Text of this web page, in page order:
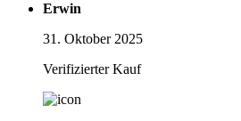
Erwin
31. Oktober 2025
Verifizierter Kauf